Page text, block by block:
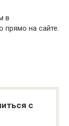
в
прямо на сайте.
с